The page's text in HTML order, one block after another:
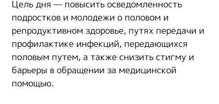
Цель дня — повысить осведомленность
подростков и молодежи о половом и
репродуктивном здоровье, путях передачи и
профилактике инфекций, передающихся
половым путем, а также снизить стигму и
барьеры в обращении за медицинской
помощью.